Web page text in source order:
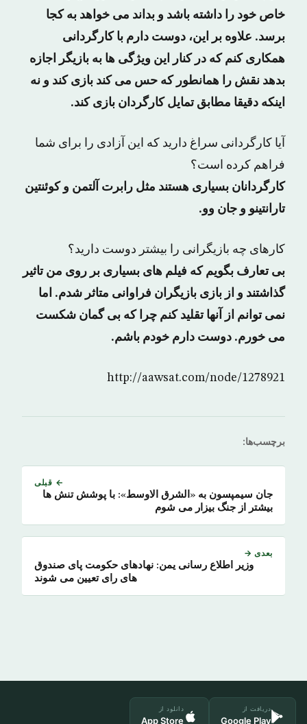
خاص خود را داشته باشد و بداند می خواهد به کجا
برسد. علاوه بر این، دوست دارم با کارگردانی
همکاری کنم که در کنار این ویژگی ها به بازیگر اجازه
بدهد نقش را همانطور که حس می کند بازی کند و نه
اینکه دقیقا مطابق تمایل کارگردان بازی کند.
آیا کارگردانی سراغ دارید که این آزادی را برای شما
فراهم کرده است؟
کارگردانان بسیاری هستند مثل رابرت آلتمن و کوئنتین
تارانتینو و جان وو.
کارهای چه بازیگرانی را بیشتر دوست دارید؟
بی تعارف بگویم که فیلم های بسیاری بر روی من تاثیر
گذاشتند و از بازی بازیگران فراوانی متاثر شدم. اما
نمی توانم از آنها تقلید کنم چرا که بی گمان شکست
می خورم. دوست دارم خودم باشم.
http://aawsat.com/node/1278921
برچسب‌ها:
← قبلی
جان سیمپسون به «الشرق الاوسط»: با پوشش تنش ها
بیشتر از جنگ بیزار می شوم
بعدی →
وزیر اطلاع رسانی یمن: نهادهای حکومت پای صندوق
های رای تعیین می شوند
دریافت از
Google Play
دانلود از
App Store